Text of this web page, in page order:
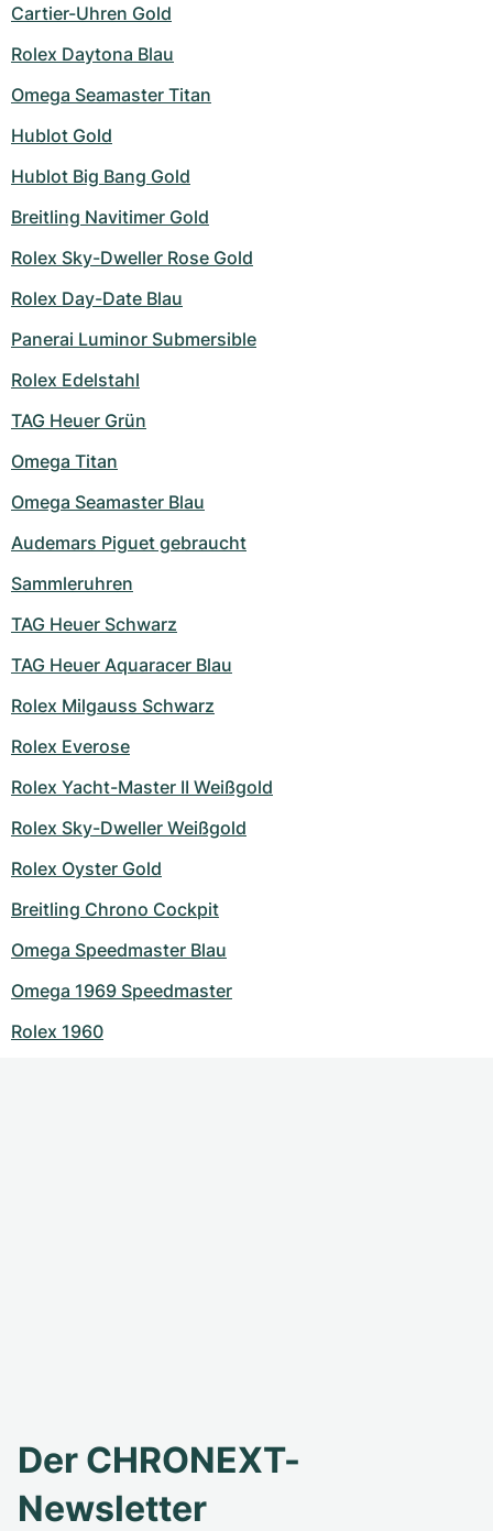
Cartier-Uhren Gold
Rolex Daytona Blau
Omega Seamaster Titan
Hublot Gold
Hublot Big Bang Gold
Breitling Navitimer Gold
Rolex Sky-Dweller Rose Gold
Rolex Day-Date Blau
Panerai Luminor Submersible
Rolex Edelstahl
TAG Heuer Grün
Omega Titan
Omega Seamaster Blau
Audemars Piguet gebraucht
Sammleruhren
TAG Heuer Schwarz
TAG Heuer Aquaracer Blau
Rolex Milgauss Schwarz
Rolex Everose
Rolex Yacht-Master II Weißgold
Rolex Sky-Dweller Weißgold
Rolex Oyster Gold
Breitling Chrono Cockpit
Omega Speedmaster Blau
Omega 1969 Speedmaster
Rolex 1960
Der CHRONEXT-
Newsletter